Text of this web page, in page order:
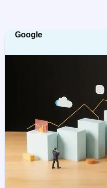
Google